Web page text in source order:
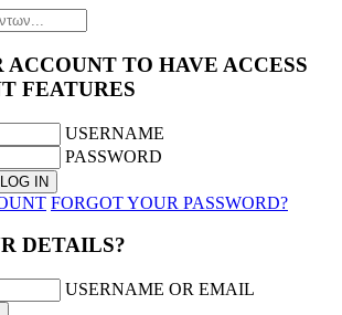
ACCOUNT TO HAVE ACCESS
FEATURES
USERNAME
PASSWORD
FORGOT YOUR PASSWORD?
DETAILS?
USERNAME OR EMAIL